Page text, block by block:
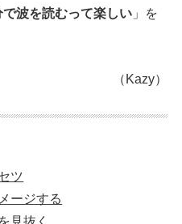
で波を読むって楽しい 」を
（Kazy）
ツ
ージする
見抜く